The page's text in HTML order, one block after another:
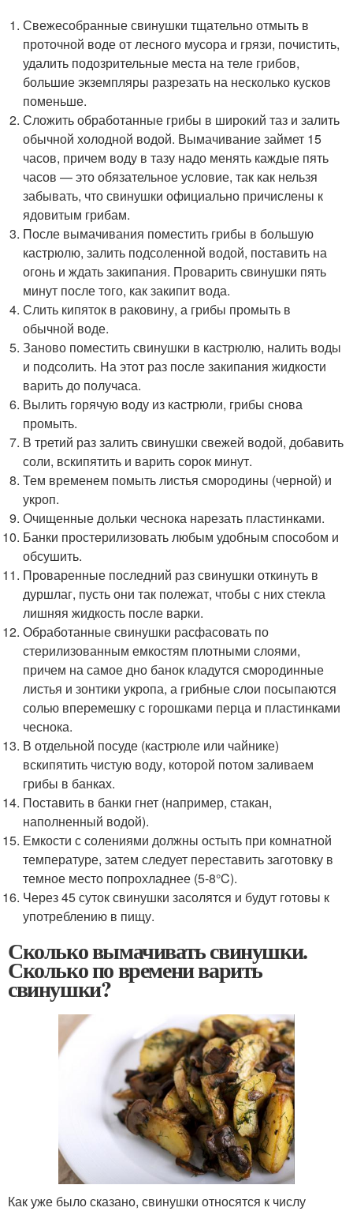
Свежесобранные свинушки тщательно отмыть в
проточной воде от лесного мусора и грязи, почистить,
удалить подозрительные места на теле грибов,
большие экземпляры разрезать на несколько кусков
поменьше.
Сложить обработанные грибы в широкий таз и залить
обычной холодной водой. Вымачивание займет 15
часов, причем воду в тазу надо менять каждые пять
часов — это обязательное условие, так как нельзя
забывать, что свинушки официально причислены к
ядовитым грибам.
После вымачивания поместить грибы в большую
кастрюлю, залить подсоленной водой, поставить на
огонь и ждать закипания. Проварить свинушки пять
минут после того, как закипит вода.
Слить кипяток в раковину, а грибы промыть в
обычной воде.
Заново поместить свинушки в кастрюлю, налить воды
и подсолить. На этот раз после закипания жидкости
варить до получаса.
Вылить горячую воду из кастрюли, грибы снова
промыть.
В третий раз залить свинушки свежей водой, добавить
соли, вскипятить и варить сорок минут.
Тем временем помыть листья смородины (черной) и
укроп.
Очищенные дольки чеснока нарезать пластинками.
Банки простерилизовать любым удобным способом и
обсушить.
Проваренные последний раз свинушки откинуть в
дуршлаг, пусть они так полежат, чтобы с них стекла
лишняя жидкость после варки.
Обработанные свинушки расфасовать по
стерилизованным емкостям плотными слоями,
причем на самое дно банок кладутся смородинные
листья и зонтики укропа, а грибные слои посыпаются
солью вперемешку с горошками перца и пластинками
чеснока.
В отдельной посуде (кастрюле или чайнике)
вскипятить чистую воду, которой потом заливаем
грибы в банках.
Поставить в банки гнет (например, стакан,
наполненный водой).
Емкости с солениями должны остыть при комнатной
температуре, затем следует переставить заготовку в
темное место попрохладнее (5-8°C).
Через 45 суток свинушки засолятся и будут готовы к
употреблению в пищу.
Сколько вымачивать свинушки.
Сколько по времени варить
свинушки?
Как уже было сказано, свинушки относятся к числу